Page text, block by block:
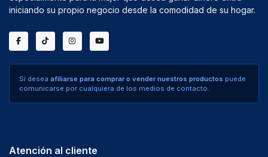
iniciando su propio negocio desde la comodidad de su hogar.
Si desea afiliarse para comprar o vender nuestros productos puede
comunicarse por cualquiera de los medios de contacto.
Atención al cliente